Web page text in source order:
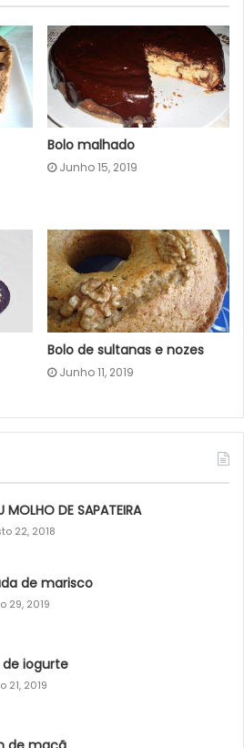
Bolo malhado
Junho 15, 2019
Bolo de sultanas e nozes
Junho 11, 2019
MOLHO DE SAPATEIRA
22, 2018
de marisco
29, 2019
iogurte
21, 2019